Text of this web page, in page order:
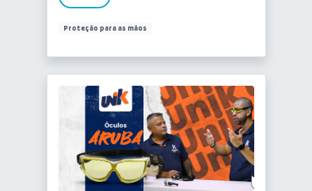
Proteção para as mãos